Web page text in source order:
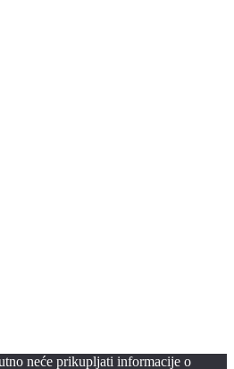
neće prikupljati informacije o